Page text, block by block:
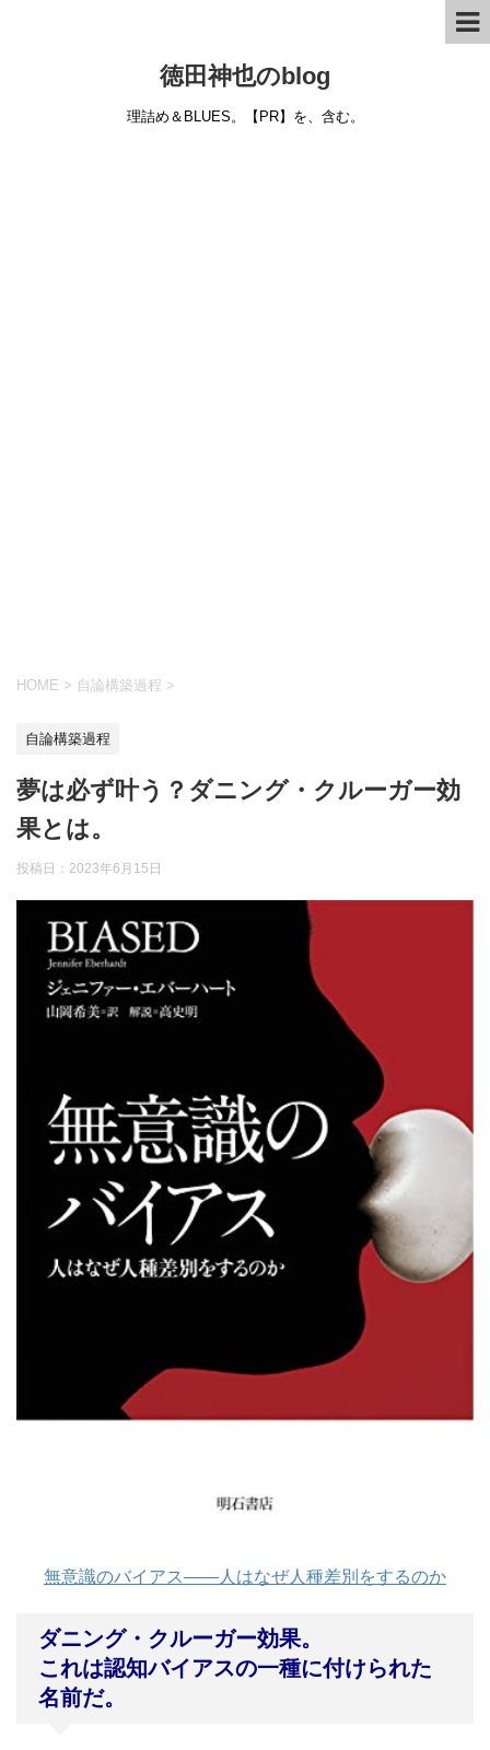
徳田神也のblog
理詰め＆BLUES。【PR】を、含む。
HOME > 自論構築過程 >
自論構築過程
夢は必ず叶う？ダニング・クルーガー効
果とは。
投稿日： 2023年6月15日
無意識のバイアス――人はなぜ人種差別をするのか
ダニング・クルーガー効果。
これは認知バイアスの一種に付けられた
名前だ。